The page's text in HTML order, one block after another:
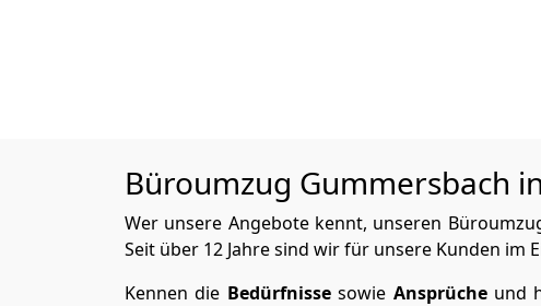
Büroumzug Gummersbach
Wer unsere Angebote kennt, unseren
Seit über 12 Jahre sind wir für unsere Kunden im
Kennen die Bedürfnissesowie Ansprücheund